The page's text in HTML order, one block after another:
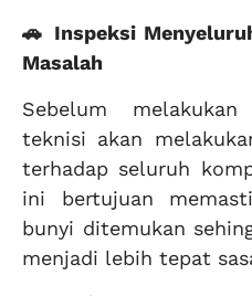
🚗 Inspeksi
Masalah
Sebelum
teknisi akan
terhadap seluruh
ini bertujuan
bunyi ditemukan
menjadi lebih tepat